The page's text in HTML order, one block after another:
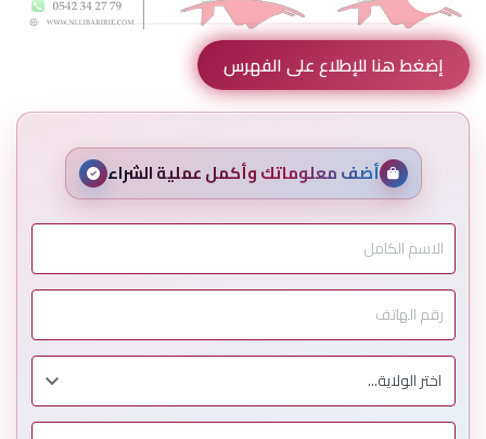
إضغط هنا للإطلاع على الفهرس
أضف معلوماتك وأكمل عملية الشراء